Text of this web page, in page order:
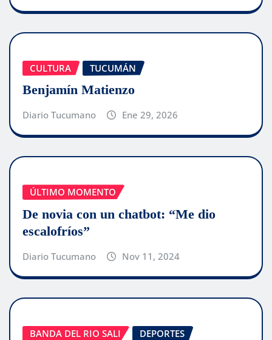
CULTURA TUCUMÁN
Benjamín Matienzo
Diario Tucumano Ene 29, 2026
ÚLTIMO MOMENTO
De novia con un chatbot: “Me dio
escalofríos”
Diario Tucumano Nov 11, 2024
BANDA DEL RIO SALI DEPORTES